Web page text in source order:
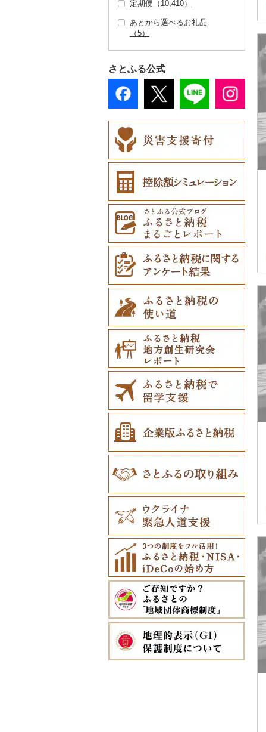
こしょう（0）
その他調味料（3）
スキーチケット・リフ
ゴルフプレー券（0）
花火大会チケット
（0）
カタログギフト（0）
その他体験・チケット
その他文房具（0）
日用品（0）
楽器・器材（0）
（0）
ご当地キャラクター
（0）
ベビー用品（0）
ペット用品（0）
防災グッズ（0）
その他雑貨（1）
ツケース（0）
その他鞄・バッグ
（0）
子供・ベビー（0）
その他洋服（16）
靴・履物（0）
アクセサリー（0）
ショール・ストール
（0）
ネクタイ・ベルト
（0）
マフラー・手袋（0）
その他服飾小物（1）
花（0）
盆栽・その他（5）
地域サービス（0）
その他（1）
定期便（10,410）
あとから選べるお礼品
（5）
さとふる公式